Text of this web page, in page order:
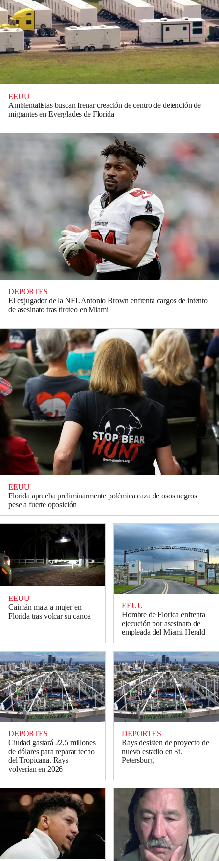
EEUU
Ambientalistas buscan frenar creación de centro de detención de
migrantes en Everglades de Florida
DEPORTES
El exjugador de la NFL Antonio Brown enfrenta cargos de intento
de asesinato tras tiroteo en Miami
EEUU
Florida aprueba preliminarmente polémica caza de osos negros
pese a fuerte oposición
EEUU
Caimán mata a mujer en
Florida tras volcar su canoa
EEUU
Hombre de Florida enfrenta
ejecución por asesinato de
empleada del Miami Herald
DEPORTES
Ciudad gastará 22,5 millones
de dólares para reparar techo
del Tropicana. Rays
volverían en 2026
DEPORTES
Rays desisten de proyecto de
nuevo estadio en St.
Petersburg